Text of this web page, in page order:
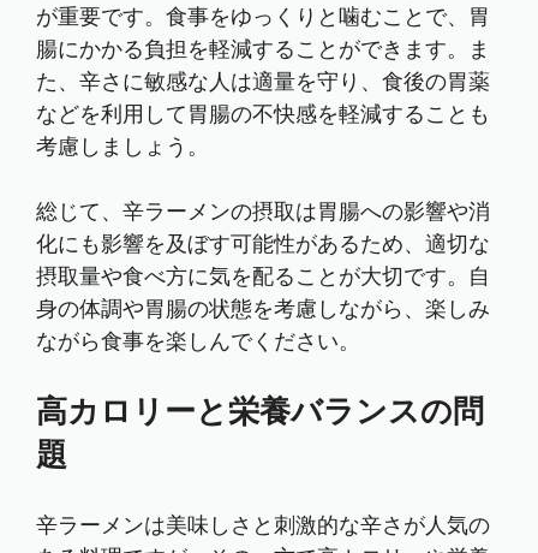
が重要です。食事をゆっくりと噛むことで、胃
腸にかかる負担を軽減することができます。ま
た、辛さに敏感な人は適量を守り、食後の胃薬
などを利用して胃腸の不快感を軽減することも
考慮しましょう。
総じて、辛ラーメンの摂取は胃腸への影響や消
化にも影響を及ぼす可能性があるため、適切な
摂取量や食べ方に気を配ることが大切です。自
身の体調や胃腸の状態を考慮しながら、楽しみ
ながら食事を楽しんでください。
高カロリーと栄養バランスの問
題
辛ラーメンは美味しさと刺激的な辛さが人気の